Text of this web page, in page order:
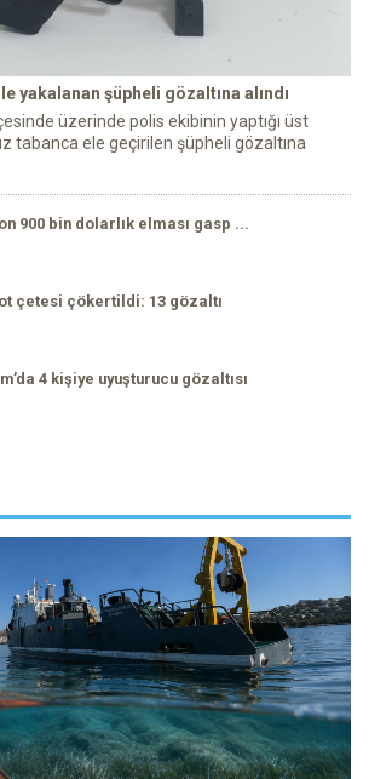
yakalanan şüpheli gözaltına alındı
üzerinde polis ekibinin yaptığı üst
tabanca ele geçirilen şüpheli gözaltına
900 bin dolarlık elması gasp ...
çetesi çökertildi: 13 gözaltı
4 kişiye uyuşturucu gözaltısı